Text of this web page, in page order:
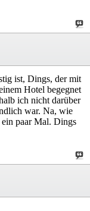
ist, Dings, der mit
Hotel begegnet
ich nicht darüber
war. Na, wie
paar Mal. Dings